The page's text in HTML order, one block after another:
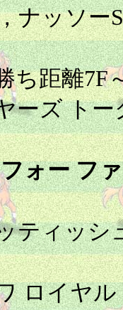
ナッソーS
～
ク
ォー フ
ュ グ
Satwa